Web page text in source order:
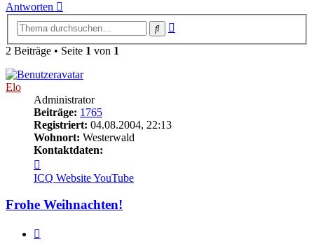
Antworten
Suche
2 Beiträge • Seite 1 von 1
Elo
Administrator
Beiträge: 1765
Registriert: 04.08.2004, 22:13
Wohnort: Westerwald
Kontaktdaten:
von
Elo
ICQ WebsiteYouTube
Frohe Weihnachten!